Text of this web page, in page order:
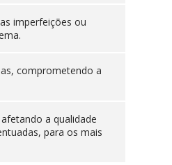
imperfeições ou
comprometendo a
a qualidade
para os mais